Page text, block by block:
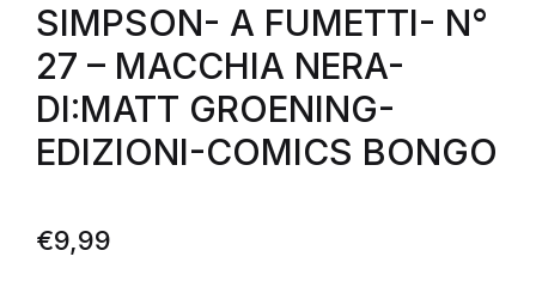
SIMPSON- A FUMETTI- N°
27 – MACCHIA NERA-
DI:MATT GROENING-
EDIZIONI-COMICS BONGO
€9,99